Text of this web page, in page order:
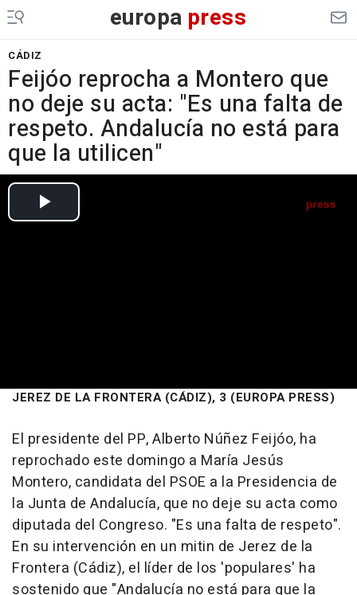
europa press
CÁDIZ
Feijóo reprocha a Montero que
no deje su acta: "Es una falta de
respeto. Andalucía no está para
que la utilicen"
JEREZ DE LA FRONTERA (CÁDIZ), 3 (EUROPA PRESS)
El presidente del PP, Alberto Núñez Feijóo, ha
reprochado este domingo a María Jesús
Montero, candidata del PSOE a la Presidencia de
la Junta de Andalucía, que no deje su acta como
diputada del Congreso. "Es una falta de respeto".
En su intervención en un mitin de Jerez de la
Frontera (Cádiz), el líder de los 'populares' ha
sostenido que "Andalucía no está para que la